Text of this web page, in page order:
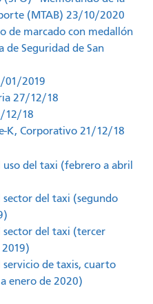
(MTAB) 23/10/2020
de marcado con medallón
de Seguridad de San
01/2019
27/12/18
12/18
K, Corporativo 21/12/18
del taxi (febrero a abril
del taxi (segundo
sector del taxi (tercer
de taxis, cuarto
enero de 2020)